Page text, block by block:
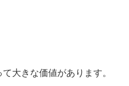
大きな価値があります。